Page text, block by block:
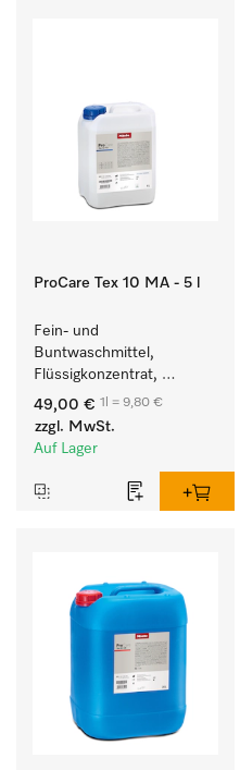
ProCare Tex 10 MA - 5 l
Fein- und
Buntwaschmittel,
Flüssigkonzentrat,
mildalkalisch, 5 l zur
Reinigung von
Buntwäsche und
49,00 € 1l = 9,80 €
zzgl. MwSt.
Auf Lager